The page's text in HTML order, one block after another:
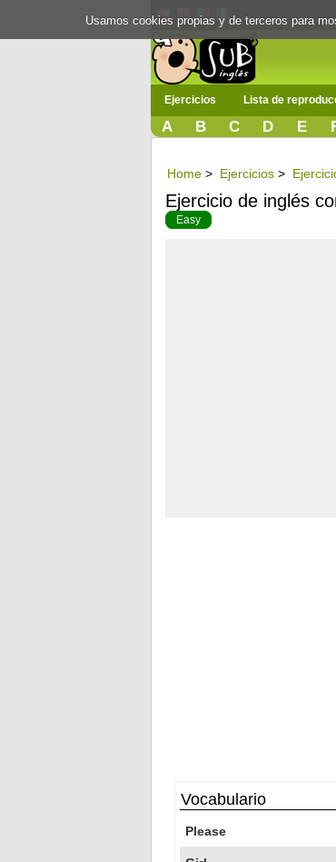
Ejercicios Lista de
A B C D E
Home > Ejercicios >
Ejercicio de inglés
Easy
Vocabulario
Please
Usamos cookies propias y de terceros para